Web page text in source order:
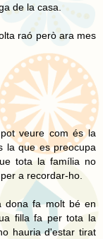
de la casa.
raó però ara mes
veure com és la
la que es preocupa
tota la família no
a recordar-ho.
dona fa molt bé en
filla fa per tota la
hauria d'estar tirat